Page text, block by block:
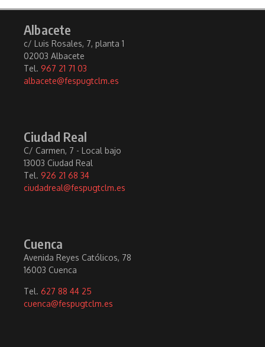
Albacete
c/ Luis Rosales, 7, planta 1
02003 Albacete
Tel. 967 21 71 03
albacete@fespugtclm.es
Ciudad Real
C/ Carmen, 7 - Local bajo
13003 Ciudad Real
Tel. 926 21 68 34
ciudadreal@fespugtclm.es
Cuenca
Avenida Reyes Católicos, 78
16003 Cuenca
Tel. 627 88 44 25
cuenca@fespugtclm.es